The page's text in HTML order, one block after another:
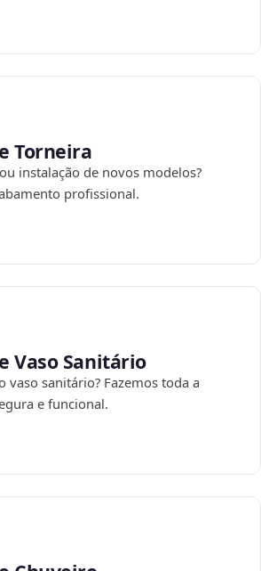
Torneira
instalação de novos modelos?
profissional.
Vaso Sanitário
vaso sanitário? Fazemos toda a
e funcional.